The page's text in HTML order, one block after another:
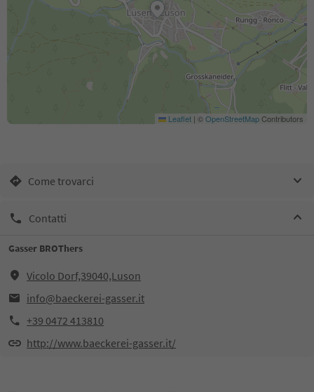
Leaflet | ©OpenStreetMapContributors
Come trovarci
Contatti
Gasser BROThers
Vicolo Dorf,39040,Luson
info@baeckerei-gasser.it
+39 0472 413810
http://www.baeckerei-gasser.it/